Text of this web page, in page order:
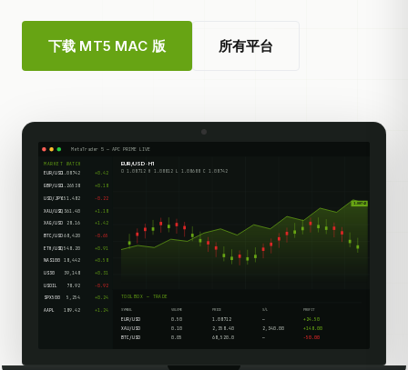
下载 MT5 MAC 版 所有平台
MetaTrader 5 — APC PRIME LIVE
MARKET WATCH
EUR/USD1.08742 +0.42
GBP/USD1.26538 +0.18
USD/JPY151.482 -0.22
XAU/USD2,361.40 +1.18
XAG/USD 28.16 +1.42
BTC/USD68,420 -0.65
ETH/USD3,548.20 +0.91
NAS100 18,442 +0.58
US30 39,148 +0.31
USOIL 78.92 -0.92
SPX500 5,254 +0.24
AAPL 189.42 +1.24
EUR/USD · H1
O 1.08712 H 1.08812 L 1.08688 C 1.08742
1.08742
TOOLBOX — TRADE
SYMBOL VOLUME PRICE S/L PROFIT
EUR/USD 0.50 1.08712 — +24.50
XAU/USD 0.10 2,358.40 2,340.00
+148.00
BTC/USD
0.05 68,520.0 — -50.00